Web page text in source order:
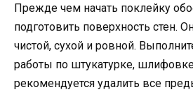
Прежде чем начать поклейку
подготовить поверхность стен.
чистой, сухой и ровной.
работы по штукатурке,
рекомендуется удалить все